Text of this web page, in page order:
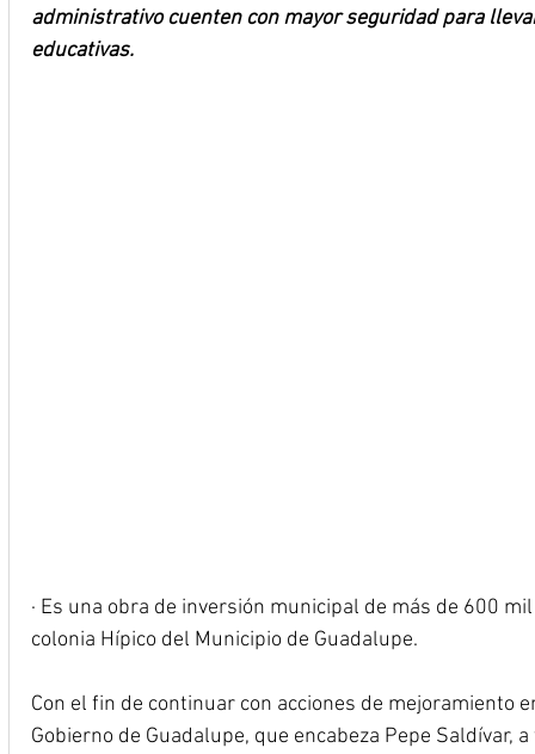
administrativo cuenten con mayor seguridad para
educativas.
· Es una obra de inversión municipal de más de 600
colonia Hípico del Municipio de Guadalupe.
Con el fin de continuar con acciones de mejoramiento
Gobierno de Guadalupe, que encabeza Pepe Saldívar,